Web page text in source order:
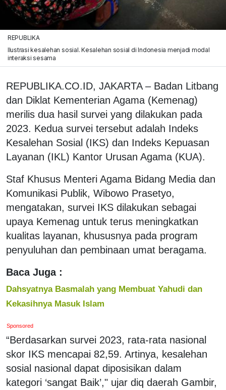
REPUBLIKA
Ilustrasi kesalehan sosial. Kesalehan sosial di Indonesia menjadi modal
interaksi sesama
REPUBLIKA.CO.ID, JAKARTA – Badan Litbang
dan Diklat Kementerian Agama (Kemenag)
merilis dua hasil survei yang dilakukan pada
2023. Kedua survei tersebut adalah Indeks
Kesalehan Sosial (IKS) dan Indeks Kepuasan
Layanan (IKL) Kantor Urusan Agama (KUA).
Staf Khusus Menteri Agama Bidang Media dan
Komunikasi Publik, Wibowo Prasetyo,
mengatakan, survei IKS dilakukan sebagai
upaya Kemenag untuk terus meningkatkan
kualitas layanan, khususnya pada program
penyuluhan dan pembinaan umat beragama.
Baca Juga :
Dahsyatnya Basmalah yang Membuat Yahudi dan
Kekasihnya Masuk Islam
Sponsored
“Berdasarkan survei 2023, rata-rata nasional
skor IKS mencapai 82,59. Artinya, kesalehan
sosial nasional dapat diposisikan dalam
kategori ‘sangat Baik’," ujar diq daerah Gambir,